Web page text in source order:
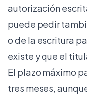
autorización
puede pedir
o de la escritura
existe y que el
El plazo máximo
tres meses ,